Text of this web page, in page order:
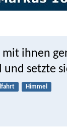
mit ihnen
setzte
Himmel